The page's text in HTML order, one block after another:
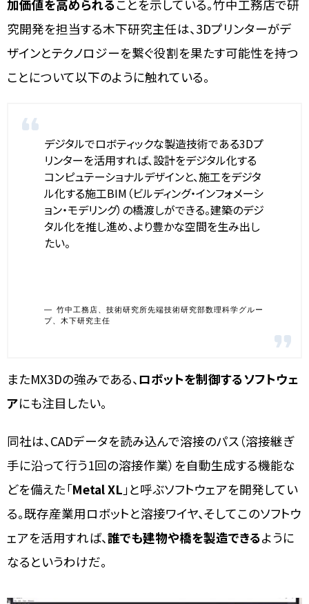
加価値を高められることを示している。竹中工務店で研
究開発を担当する木下研究主任は、3Dプリンターがデ
ザインとテクノロジーを繋ぐ役割を果たす可能性を持つ
ことについて以下のように触れている。
デジタルでロボティックな製造技術である3Dプ
リンターを活用すれば、設計をデジタル化する
コンピュテーショナルデザインと、施工をデジタ
ル化する施工BIM（ビルディング・インフォメーシ
ョン・モデリング）の橋渡しができる。建築のデジ
タル化を推し進め、より豊かな空間を生み出し
たい。
竹中工務店、技術研究所先端技術研究部数理科学グルー
プ、木下研究主任
またMX3Dの強みである、 ロボットを制御するソフトウェ
アにも注目したい。
同社は、CADデータを読み込んで溶接のパス（溶接継ぎ
手に沿って行う1回の溶接作業）を自動生成する機能な
どを備えた「Metal XL 」と呼ぶソフトウェアを開発してい
る。既存産業用ロボットと溶接ワイヤ、そしてこのソフトウ
ェアを活用すれば、誰でも建物や橋を製造できるように
なるというわけだ。